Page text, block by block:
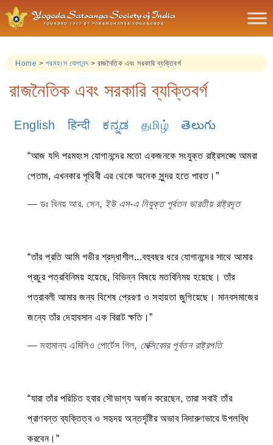
Home > পরমহংস যোগানন্দ> রাজনৈতিক এবং সরকারি ব্যক্তিবর্গ
রাজনৈতিক এবং সরকারি ব্যক্তিবর্গ
English हिन्दी ಕನ್ನಡ தமிழ் తెలుగు
“আজ যদি পরমহংস যোগানন্দের মতো একজনকে সংযুক্ত রাষ্ট্রসঙ্ঘে আমরা
পেতাম, এখনকার পৃথিবী এর থেকে অনেক সুন্দর হতে পারত।”
— ডঃ বিনয় আর. সেন, ইউ এস-এ নিযুক্ত পূর্বতন ভারতীয় রাষ্ট্রদূত
“তাঁর প্রতি আমি গভীর শ্রদ্ধাশীল...বহুবছর ধরে যোগানন্দের সাথে আমার
প্রচুর পত্রবিনিময় হয়েছে, বিভিন্ন বিষয়ে মতবিনিময় হয়েছে। তাঁর
পত্রাবলী আমার জন্য বিশেষ প্রেরণা ও সহায়তা জুগিয়েছে। মানবসমাজের
জন্যে তাঁর দেহাবসান এক বিরাট ক্ষতি।”
— মহামান্য এমিলিও পোর্টেস গিল, মেক্সিকোর পূর্বতন রাষ্ট্রপতি
“যারা তাঁর পরিচিত হবার সৌভাগ্য অর্জন করেছেন, তারা সবাই তাঁর
প্রাণবন্ত ব্যক্তিত্ব ও সহৃদয় অন্তর্দৃষ্টির অভাব নিদারুণভাবে উপলব্ধি
করবেন।”